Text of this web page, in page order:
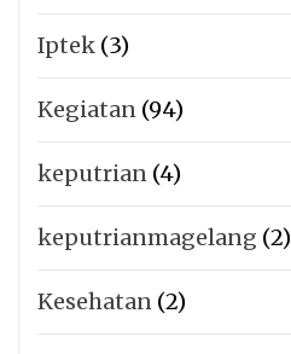
Iptek (3)
Kegiatan (94)
keputrian (4)
keputrianmagelang (2)
Kesehatan (2)